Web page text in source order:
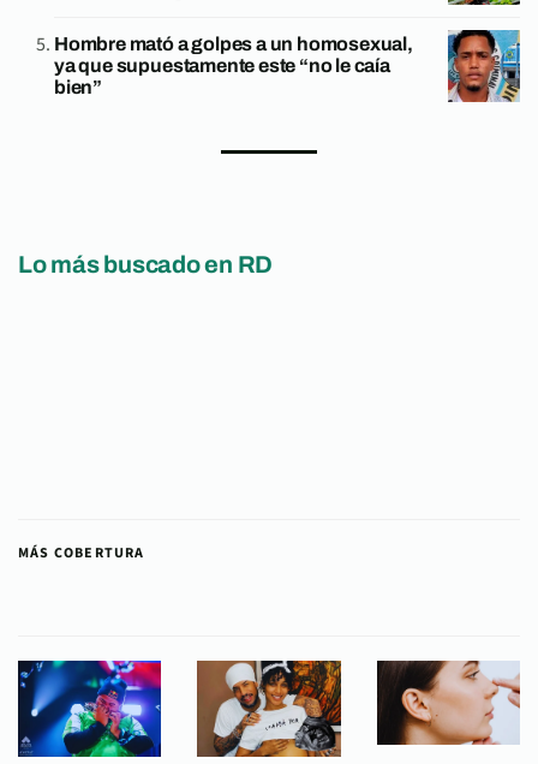
Hombre mató a golpes a un homosexual,
ya que supuestamente este “no le caía
bien”
Lo más buscado en RD
MÁS COBERTURA